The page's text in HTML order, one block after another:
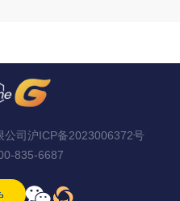
司 沪ICP备2023006372号
835-6687
